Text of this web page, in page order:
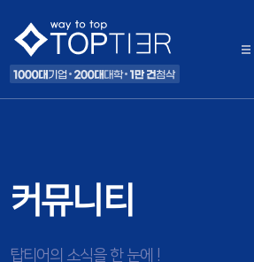
커뮤니티
탑티어의 소식을 한 눈에 !